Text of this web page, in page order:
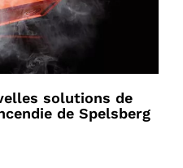
solutions de
de Spelsberg